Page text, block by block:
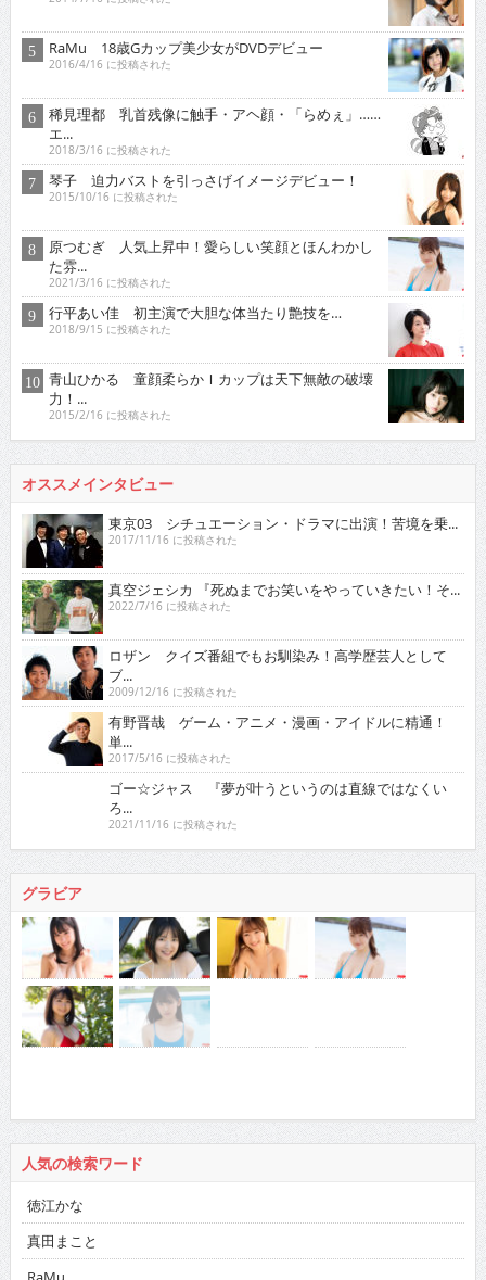
稀見理都 乳首残像に触手・アヘ顔・「らめぇ」……
エ...
2018/3/16 に投稿された
琴子 迫力バストを引っさげイメージデビュー！
2015/10/16 に投稿された
原つむぎ 人気上昇中！愛らしい笑顔とほんわかし
た雰...
2021/3/16 に投稿された
行平あい佳 初主演で大胆な体当たり艶技を…
2018/9/15 に投稿された
青山ひかる 童顔柔らかＩカップは天下無敵の破壊
力！...
2015/2/16 に投稿された
オススメインタビュー
東京03 シチュエーション・ドラマに出演！苦境を乗...
2017/11/16 に投稿された
2022/7/16 に投稿された
ロザン クイズ番組でもお馴染み！高学歴芸人として
ブ...
2009/12/16 に投稿された
有野晋哉 ゲーム・アニメ・漫画・アイドルに精通！
単...
2017/5/16 に投稿された
ゴー☆ジャス 『夢が叶うというのは直線ではなくい
ろ...
2021/11/16 に投稿された
徳江かな
真田まこと
netflix
ドカント 2016年